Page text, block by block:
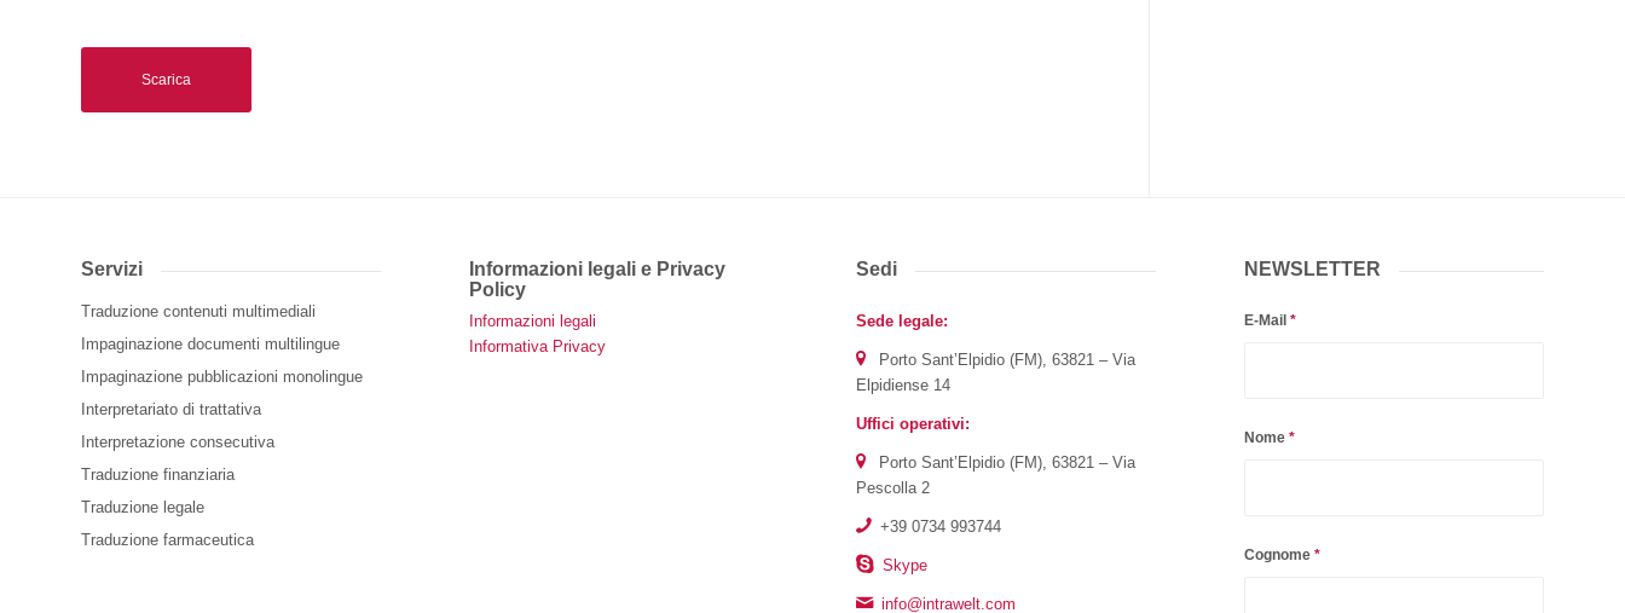
Servizi
Traduzione contenuti multimediali
Impaginazione documenti multilingue
Impaginazione pubblicazioni monolingue
Interpretariato di trattativa
Interpretazione consecutiva
Traduzione finanziaria
Traduzione legale
Traduzione farmaceutica
Informazioni legali e Privacy
Policy
Informazioni legali
Informativa Privacy
Sedi
Sede legale:
Porto Sant’Elpidio (FM), 63821 – Via
Elpidiense 14
Uffici operativi:
Porto Sant’Elpidio (FM), 63821 – Via
Pescolla 2
+39 0734 993744
Skype
info@intrawelt.com
NEWSLETTER
E-Mail *
Nome *
Cognome *